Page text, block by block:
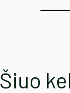
Šiuo